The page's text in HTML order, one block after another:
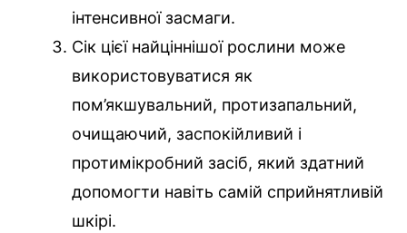
інтенсивної засмаги.
Сік цієї найціннішої рослини може
використовуватися як
пом’якшувальний, протизапальний,
очищаючий, заспокійливий і
протимікробний засіб, який здатний
допомогти навіть самій сприйнятливій
шкірі.